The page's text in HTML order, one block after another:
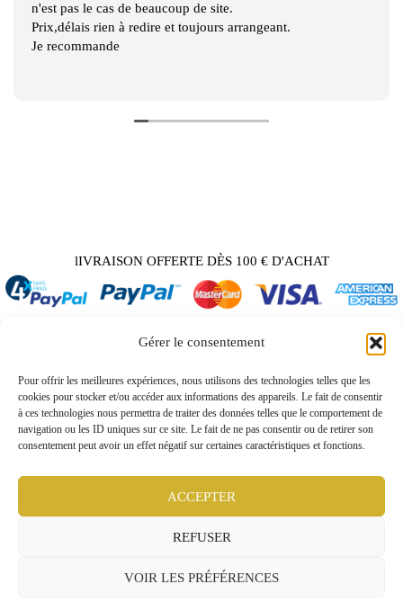
Gérer le consentement
Pour offrir les meilleures expériences, nous utilisons des technologies telles que les
cookies pour stocker et/ou accéder aux informations des appareils. Le fait de consentir
à ces technologies nous permettra de traiter des données telles que le comportement de
navigation ou les ID uniques sur ce site. Le fait de ne pas consentir ou de retirer son
consentement peut avoir un effet négatif sur certaines caractéristiques et fonctions.
ACCEPTER
REFUSER
VOIR LES PRÉFÉRENCES
n'est pas le cas de beaucoup de site.
Prix,délais rien à redire et toujours arrangeant.
Je recommande
lIVRAISON OFFERTE DÈS 100 € D'ACHAT
A propos / Contact
Demande tarif pro / vidéo
Conditions générales
Politique de confidentialité
©2022 RARITY
to
Top